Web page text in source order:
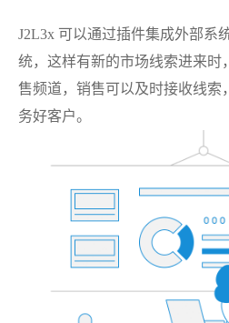
J2L3x 可以通过插件集成外部系
统，这样有新的市场线索进来时
售频道，销售可以及时接收线索
务好客户。